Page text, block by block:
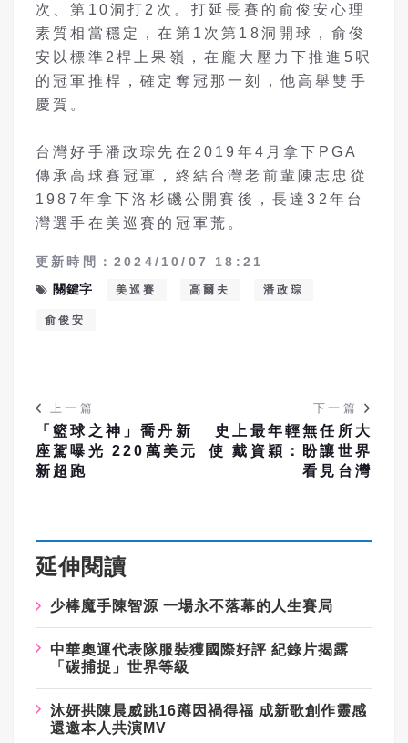
次、第10洞打2次。打延長賽的俞俊安心理
素質相當穩定，在第1次第18洞開球，俞俊
安以標準2桿上果嶺，在龐大壓力下推進5呎
的冠軍推桿，確定奪冠那一刻，他高舉雙手
慶賀。
台灣好手潘政琮先在2019年4月拿下PGA
傳承高球賽冠軍，終結台灣老前輩陳志忠從
1987年拿下洛杉磯公開賽後，長達32年台
灣選手在美巡賽的冠軍荒。
更新時間：2024/10/07 18:21
關鍵字
美巡賽 高爾夫 潘政琮
俞俊安
上一篇
「籃球之神」喬丹新
座駕曝光 220萬美元
新超跑
下一篇
史上最年輕無任所大
使 戴資穎：盼讓世界
看見台灣
延伸閱讀
少棒魔手陳智源 一場永不落幕的人生賽局
中華奧運代表隊服裝獲國際好評 紀錄片揭露
「碳捕捉」世界等級
沐妍拱陳晨威跳16蹲因禍得福 成新歌創作靈感
還邀本人共演MV